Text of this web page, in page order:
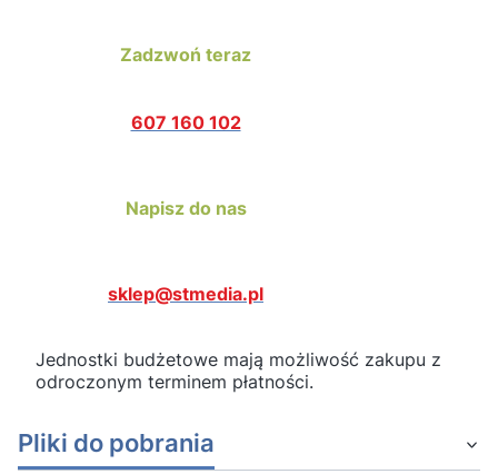
Zadzwoń teraz
607 160 102
Napisz do nas
sklep@stmedia.pl
Jednostki budżetowe mają możliwość zakupu z
odroczonym terminem płatności.
Pliki do pobrania